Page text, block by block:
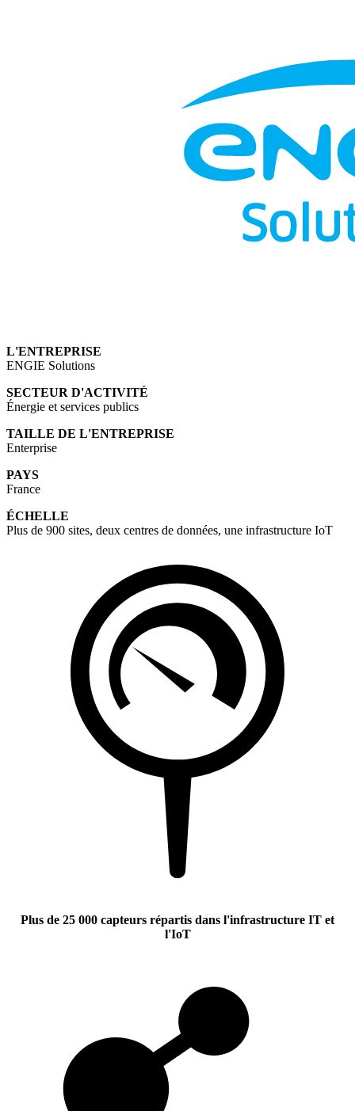
L'ENTREPRISE
ENGIE Solutions
SECTEUR D'ACTIVITÉ
Énergie et services publics
TAILLE DE L'ENTREPRISE
Enterprise
PAYS
France
ÉCHELLE
Plus de 900 sites, deux centres de données, une infrastructure IoT
Plus de 25 000 capteurs répartis dans l'infrastructure IT et
l'IoT